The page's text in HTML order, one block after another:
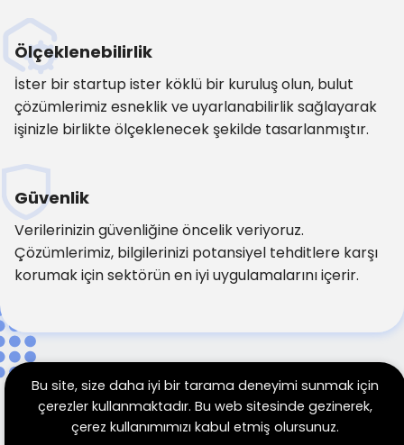
Ölçeklenebilirlik
İster bir startup ister köklü bir kuruluş olun, bulut
çözümlerimiz esneklik ve uyarlanabilirlik sağlayarak
işinizle birlikte ölçeklenecek şekilde tasarlanmıştır.
Güvenlik
Verilerinizin güvenliğine öncelik veriyoruz.
Çözümlerimiz, bilgilerinizi potansiyel tehditlere karşı
korumak için sektörün en iyi uygulamalarını içerir.
İş Ortaklarımız
Bu site, size daha iyi bir tarama deneyimi sunmak için
çerezler kullanmaktadır. Bu web sitesinde gezinerek,
çerez kullanımımızı kabul etmiş olursunuz.